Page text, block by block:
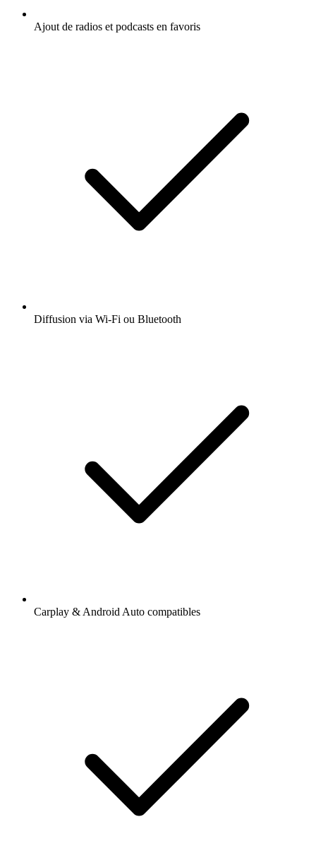
Ajout de radios et podcasts en favoris
Diffusion via Wi-Fi ou Bluetooth
Carplay & Android Auto compatibles